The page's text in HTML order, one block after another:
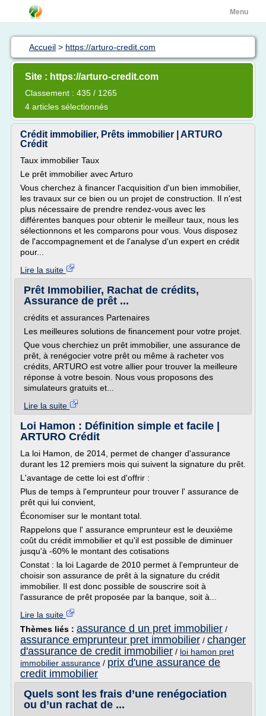
Menu
Accueil > https://arturo-credit.com
Site : https://arturo-credit.com
Classement : 435 / 1265
4 articles sélectionnés
Crédit immobilier, Prêts immobilier | ARTURO
Crédit
Taux immobilier Taux
Le prêt immobilier avec Arturo
Vous cherchez à financer l'acquisition d'un bien immobilier,
les travaux sur ce bien ou un projet de construction. Il n'est
plus nécessaire de prendre rendez-vous avec les
différentes banques pour obtenir le meilleur taux, nous les
sélectionnons et les comparons pour vous. Vous disposez
de l'accompagnement et de l'analyse d'un expert en crédit
pour...
Lire la suite
Prêt Immobilier, Rachat de crédits,
Assurance de prêt ...
crédits et assurances Partenaires
Les meilleures solutions de financement pour votre projet.
Que vous cherchiez un prêt immobilier, une assurance de
prêt, à renégocier votre prêt ou même à racheter vos
crédits, ARTURO est votre allier pour trouver la meilleure
réponse à votre besoin. Nous vous proposons des
simulateurs gratuits et...
Lire la suite
Loi Hamon : Définition simple et facile |
ARTURO Crédit
La loi Hamon, de 2014, permet de changer d'assurance
durant les 12 premiers mois qui suivent la signature du prêt.
L'avantage de cette loi est d'offrir :
Plus de temps à l'emprunteur pour trouver l' assurance de
prêt qui lui convient,
Économiser sur le montant total.
Rappelons que l' assurance emprunteur est le deuxième
coût du crédit immobilier et qu'il est possible de diminuer
jusqu'à -60% le montant des cotisations
Constat : la loi Lagarde de 2010 permet à l'emprunteur de
choisir son assurance de prêt à la signature du crédit
immobilier. Il est donc possible de souscrire soit à
l'assurance de prêt proposée par la banque, soit à...
Lire la suite
Thèmes liés : assurance d un pret immobilier /
assurance emprunteur pret immobilier / changer
d'assurance de credit immobilier / loi hamon pret
immobilier assurance / prix d'une assurance de
credit immobilier
Quels sont les frais d’une renégociation
ou d’un rachat de ...